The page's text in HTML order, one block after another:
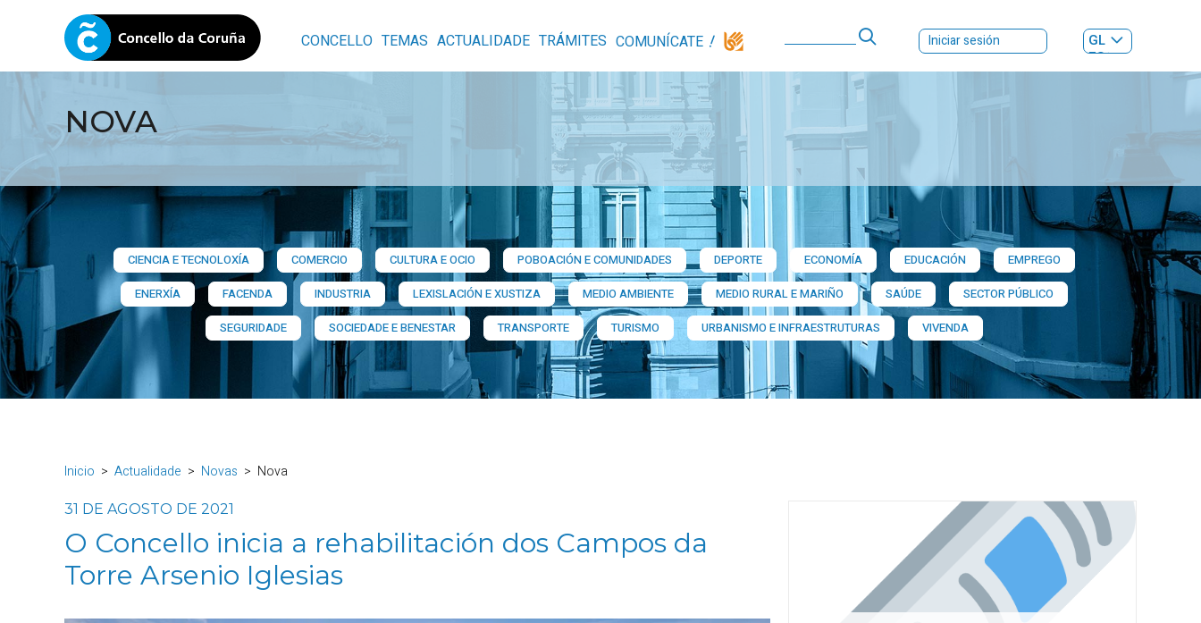
CONCELLO TEMAS ACTUALIDADE TRÁMITES COMUNÍCATE Iniciar sesión
GL
ES|
NOVA
CIENCIA E TECNOLOXÍA COMERCIO CULTURA E OCIO POBOACIÓN E COMUNIDADES DEPORTE ECONOMÍA EDUCACIÓN
EMPREGO
ENERXÍA
FACENDA INDUSTRIA LEXISLACIÓN E XUSTIZA MEDIO AMBIENTE MEDIO RURAL E MARIÑO SAÚDE
SECTOR PÚBLICO
SEGURIDADE
SOCIEDADE E BENESTAR TRANSPORTE TURISMO URBANISMO E INFRAESTRUTURAS VIVENDA
Inicio Actualidade Novas Nova
31 DE AGOSTO DE 2021
O Concello inicia a rehabilitación dos Campos da
Torre Arsenio Iglesias